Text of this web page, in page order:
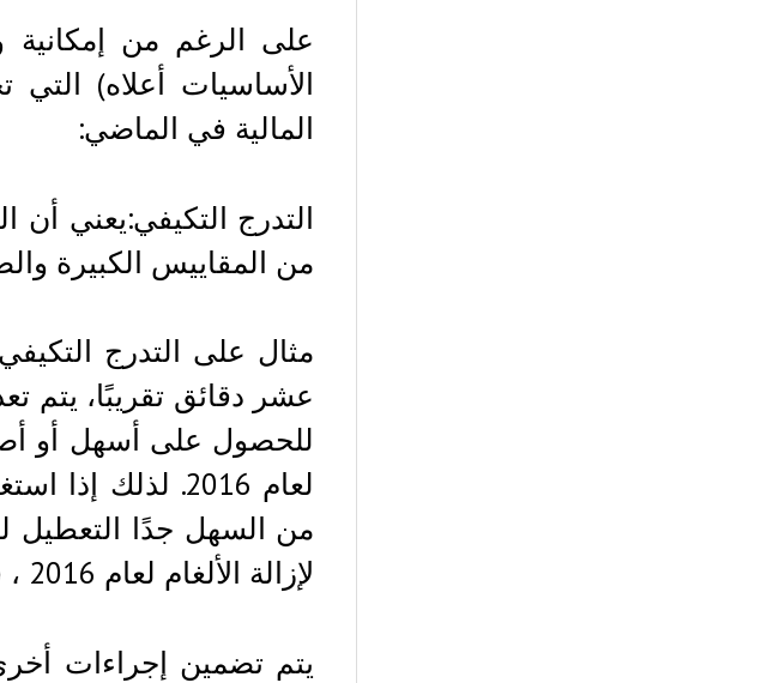
على الرغم من إمكانية
الأساسيات أعلاه) التي
المالية في الماضي:
التدرج التكيفي:يعني
من المقاييس الكبيرة
مثال على التدرج
عشر دقائق تقريبًا، يتم
للحصول على أسهل أو
لإزالة الألغام لعام 2016 ، فهذا يدل على أنه من الصعب جدًا التفكير لذا تنخفض الصعوبة.
يتم تضمين إجراءات